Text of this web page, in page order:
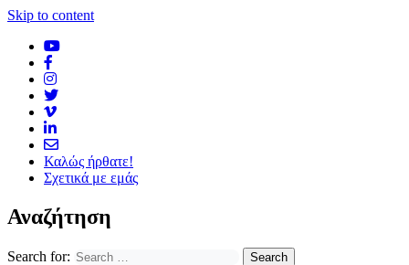
Skip to content
Καλώς ήρθατε!
Σχετικά με εμάς
Αναζήτηση
Search for: